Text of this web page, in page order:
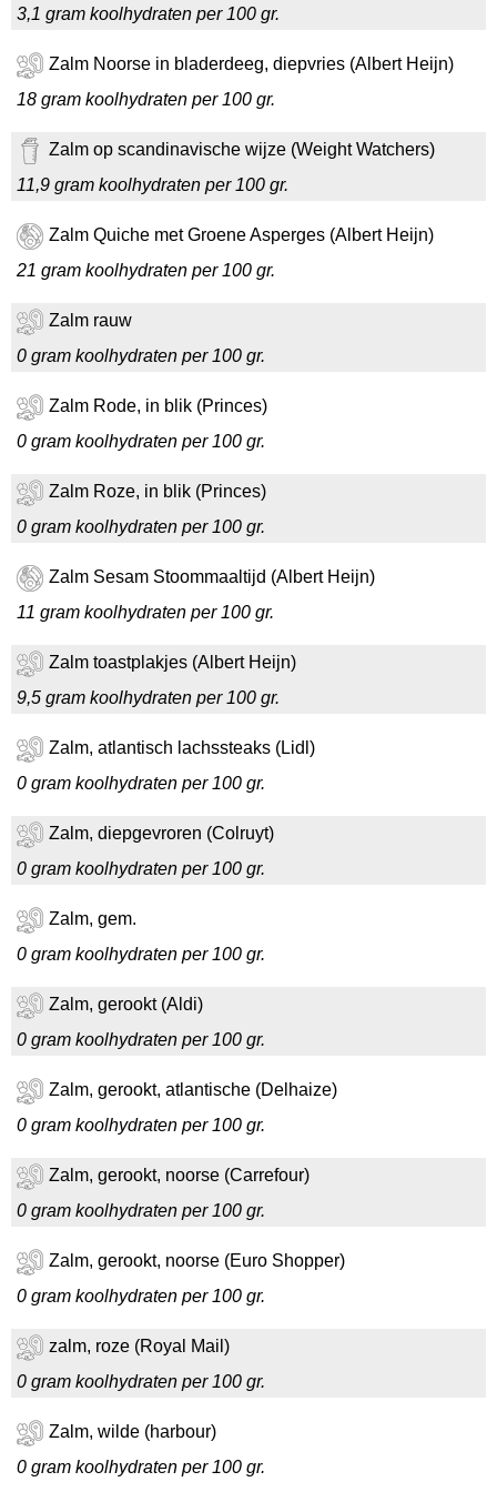
3,1 gram koolhydraten per 100 gr.
Zalm Noorse in bladerdeeg, diepvries (Albert Heijn)
18 gram koolhydraten per 100 gr.
Zalm op scandinavische wijze (Weight Watchers)
11,9 gram koolhydraten per 100 gr.
Zalm Quiche met Groene Asperges (Albert Heijn)
21 gram koolhydraten per 100 gr.
Zalm rauw
0 gram koolhydraten per 100 gr.
Zalm Rode, in blik (Princes)
0 gram koolhydraten per 100 gr.
Zalm Roze, in blik (Princes)
0 gram koolhydraten per 100 gr.
Zalm Sesam Stoommaaltijd (Albert Heijn)
11 gram koolhydraten per 100 gr.
Zalm toastplakjes (Albert Heijn)
9,5 gram koolhydraten per 100 gr.
Zalm, atlantisch lachssteaks (Lidl)
0 gram koolhydraten per 100 gr.
Zalm, diepgevroren (Colruyt)
0 gram koolhydraten per 100 gr.
Zalm, gem.
0 gram koolhydraten per 100 gr.
Zalm, gerookt (Aldi)
0 gram koolhydraten per 100 gr.
Zalm, gerookt, atlantische (Delhaize)
0 gram koolhydraten per 100 gr.
Zalm, gerookt, noorse (Carrefour)
0 gram koolhydraten per 100 gr.
Zalm, gerookt, noorse (Euro Shopper)
0 gram koolhydraten per 100 gr.
zalm, roze (Royal Mail)
0 gram koolhydraten per 100 gr.
Zalm, wilde (harbour)
0 gram koolhydraten per 100 gr.